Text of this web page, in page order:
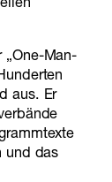
„One-Man-
aus. Er
und das